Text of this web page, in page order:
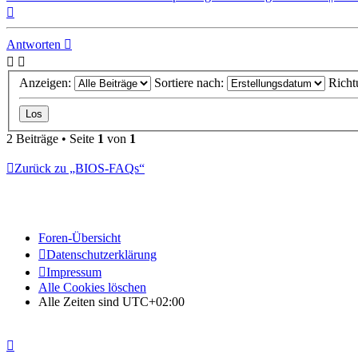
Antworten
Anzeigen: Sortiere nach:
2 Beiträge • Seite 1 von 1
Zurück zu „BIOS-FAQs“
Foren-Übersicht
Datenschutzerklärung
Impressum
Alle Cookies löschen
Alle Zeiten sind UTC+02:00